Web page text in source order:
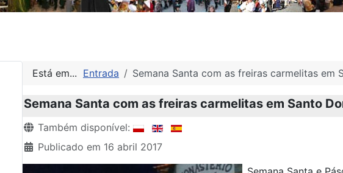
Está em... Entrada Semana Santa com as freiras carmelitas em
Semana Santa com as freiras carmelitas em Santo
Detalhes
Também disponível:
Publicado em 16 abril 2017